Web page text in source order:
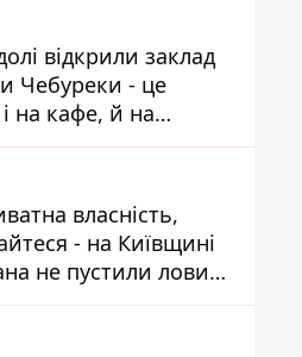
відкрили заклад
Чебуреки - це
на кафе, й на
власність,
- на Київщині
не пустили ловити